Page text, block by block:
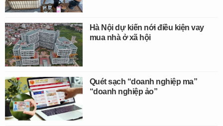
Hà Nội dự kiến nới điều kiện vay
mua nhà ở xã hội
Quét sạch “doanh nghiệp ma”
“doanh nghiệp ảo”